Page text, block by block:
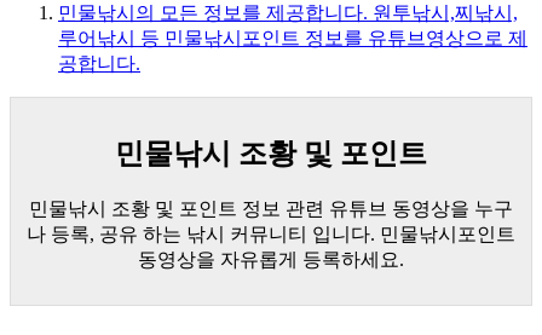
민물낚시의 모든 정보를 제공합니다. 원투낚시,찌낚시,
루어낚시 등 민물낚시포인트 정보를 유튜브영상으로 제
공합니다.
민물낚시 조황 및 포인트
민물낚시 조황 및 포인트 정보 관련 유튜브 동영상을 누구
나 등록, 공유 하는 낚시 커뮤니티 입니다. 민물낚시포인트
동영상을 자유롭게 등록하세요.